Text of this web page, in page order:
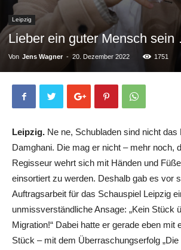
Leipzig
Lieber ein guter Mensch sein
Von Jens Wagner - 20. Dezember 2022 1751
Leipzig. Ne ne, Schubladen sind nicht
Damghani. Die mag er nicht – mehr noch,
Regisseur wehrt sich mit Händen und
einsortiert zu werden. Deshalb gab es vor
Auftragsarbeit für das Schauspiel Leipzig
unmissverständliche Ansage: „Kein Stück
Migration!“ Dabei hatte er gerade eben mit
Stück – mit dem Überraschungserfolg